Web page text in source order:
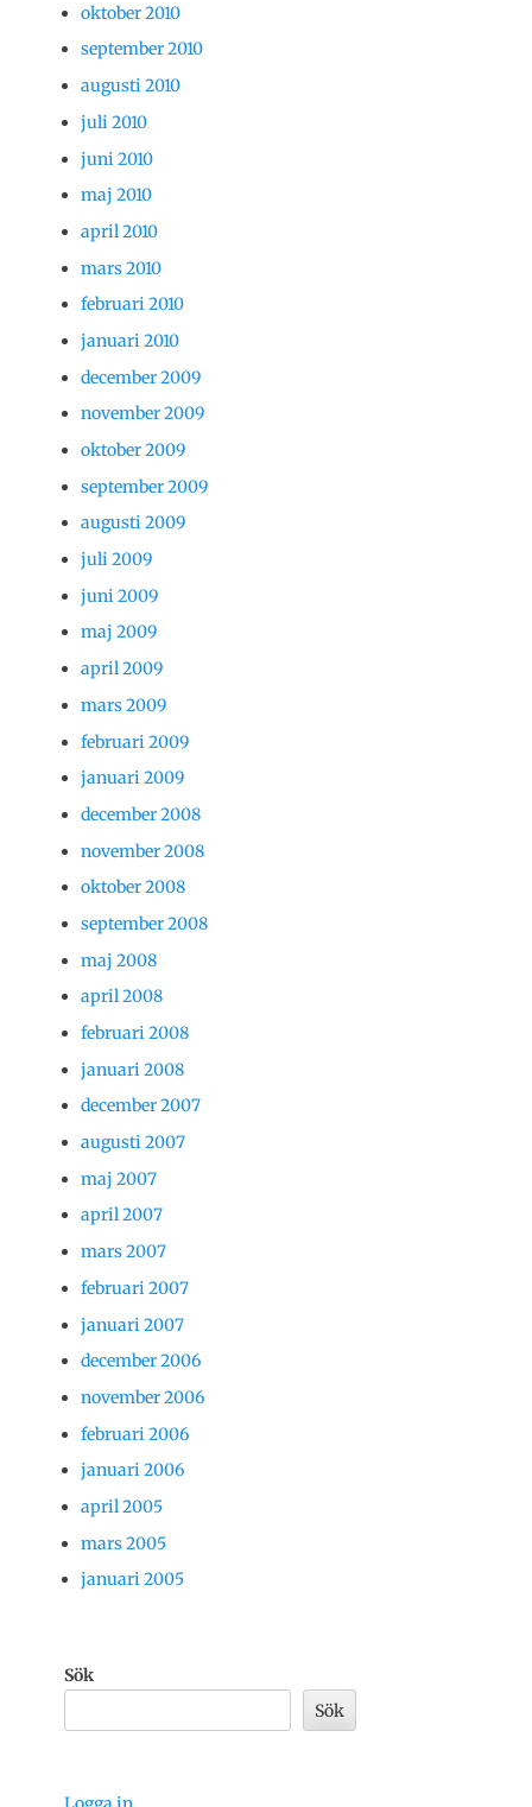
oktober 2010
september 2010
augusti 2010
juli 2010
juni 2010
maj 2010
april 2010
mars 2010
februari 2010
januari 2010
december 2009
november 2009
oktober 2009
september 2009
augusti 2009
juli 2009
juni 2009
maj 2009
april 2009
mars 2009
februari 2009
januari 2009
december 2008
november 2008
oktober 2008
september 2008
maj 2008
april 2008
februari 2008
januari 2008
december 2007
augusti 2007
maj 2007
april 2007
mars 2007
februari 2007
januari 2007
december 2006
november 2006
februari 2006
januari 2006
april 2005
mars 2005
januari 2005
Sök
Sök